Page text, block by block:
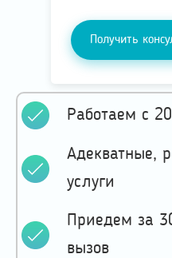
Получить
Работаем с
Адекватные,
услуги
Приедем за
вызов